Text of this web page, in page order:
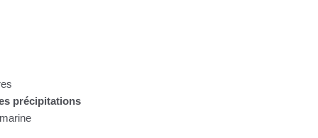
précipitations